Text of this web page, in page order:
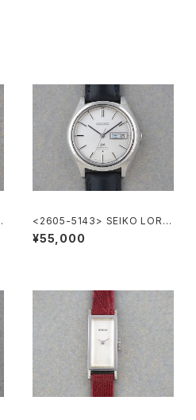
<2605-5143> SEIKO LORD
MATIC
¥55,000